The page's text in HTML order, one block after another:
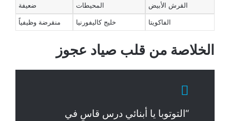
القرش الأبيض المحيطات ضعيفة
الفاكويتا خليج كاليفورنيا منقرضة وظيفياً
الخلاصة من قلب صياد عجوز
“التوتوبا يا أبنائي درس قاسٍ في